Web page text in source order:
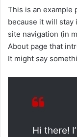
This is an example
because it will stay
site navigation (in
About page that
It might say
Hi there!